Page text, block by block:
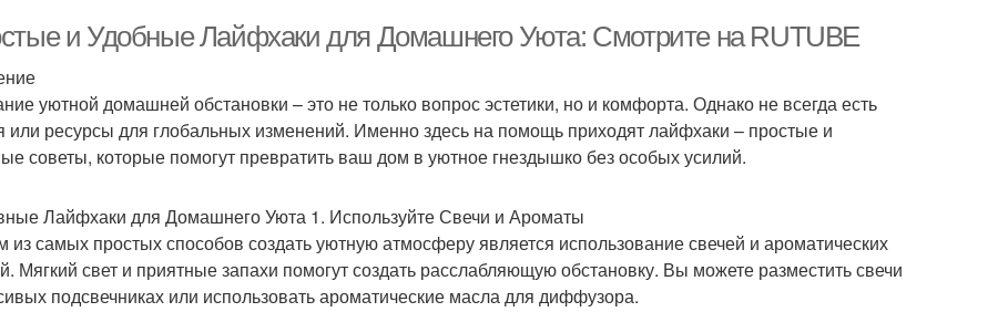
и Удобные Лайфхаки для Домашнего Уюта: Смотрите на RUTUBE
уютной домашней обстановки – это не только вопрос эстетики, но и комфорта. Однако не всегда есть
или ресурсы для глобальных изменений. Именно здесь на помощь приходят лайфхаки – простые и
советы, которые помогут превратить ваш дом в уютное гнездышко без особых усилий.
Лайфхаки для Домашнего Уюта 1. Используйте Свечи и Ароматы
из самых простых способов создать уютную атмосферу является использование свечей и ароматических
Мягкий свет и приятные запахи помогут создать расслабляющую обстановку. Вы можете разместить свечи
подсвечниках или использовать ароматические масла для диффузора.